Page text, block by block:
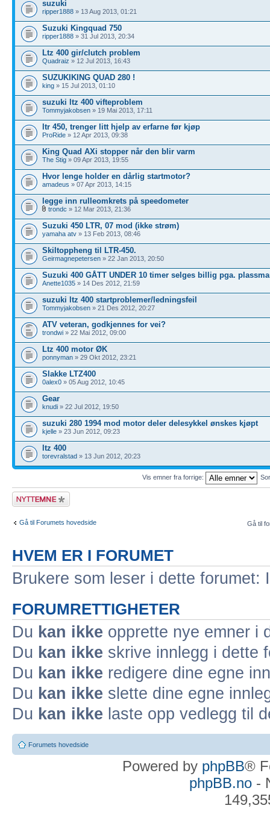
suzuki
ripper1888 » 13 Aug 2013, 01:21
Suzuki Kingquad 750
ripper1888 » 31 Jul 2013, 20:34
Ltz 400 gir/clutch problem
Quadraiz » 12 Jul 2013, 16:43
SUZUKIKING QUAD 280 !
king » 15 Jul 2013, 01:10
suzuki ltz 400 vifteproblem
Tommyjakobsen » 19 Mai 2013, 17:11
ltr 450, trenger litt hjelp av erfarne før kjøp
ProRide » 12 Apr 2013, 09:38
King Quad AXi stopper når den blir varm
The Stig » 09 Apr 2013, 19:55
Hvor lenge holder en dårlig startmotor?
amadeus » 07 Apr 2013, 14:15
legge inn rulleomkrets på speedometer
trondc » 12 Mar 2013, 21:36
Suzuki 450 LTR, 07 mod (ikke strøm)
yamaha atv » 13 Feb 2013, 08:46
Skiltoppheng til LTR-450.
Geirmagnepetersen » 22 Jan 2013, 20:50
Suzuki 400 GÅTT UNDER 10 timer selges billig pga.
Anette1035 » 14 Des 2012, 21:59
suzuki ltz 400 startproblemer/ledningsfeil
Tommyjakobsen » 21 Des 2012, 20:27
ATV veteran, godkjennes for vei?
trondwi » 22 Mai 2012, 09:00
Ltz 400 motor ØK
ponnyman » 29 Okt 2012, 23:21
Slakke LTZ400
0alex0 » 05 Aug 2012, 10:45
Gear
knudi » 22 Jul 2012, 19:50
suzuki 280 1994 mod motor deler delesykkel ønskes kjøpt
kjelle » 23 Jun 2012, 09:23
ltz 400
torevralstad » 13 Jun 2012, 20:23
Vis emner fra forrige:
Legg inn et nytt
emne
Gå til Forumets hovedside Gå til
HVEM ER I FORUMET
Brukere som leser i dette
FORUMRETTIGHETER
Du kan ikke opprette nye emner i
Du kan ikke skrive innlegg i dette
Du kan ikke redigere dine egne
Du kan ikke slette dine egne
Du kan ikke laste opp vedlegg til
Forumets hovedside
Powered by phpBB®
phpBB.no-